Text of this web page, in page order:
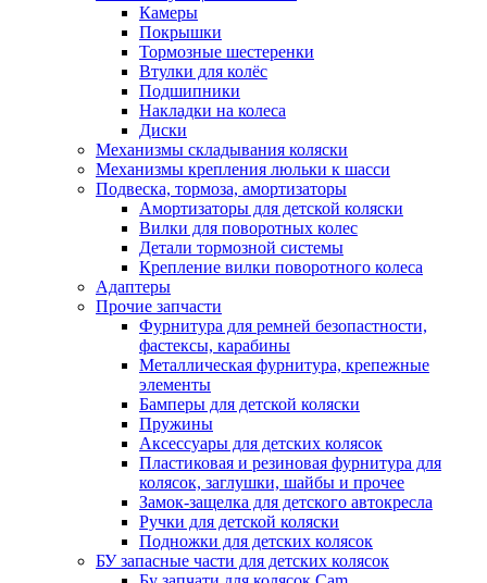
Камеры
Покрышки
Тормозные шестеренки
Втулки для колёс
Подшипники
Накладки на колеса
Диски
Механизмы складывания коляски
Механизмы крепления люльки к шасси
Подвеска, тормоза, амортизаторы
Амортизаторы для детской коляски
Вилки для поворотных колес
Детали тормозной системы
Крепление вилки поворотного колеса
Адаптеры
Прочие запчасти
Фурнитура для ремней безопастности,
фастексы, карабины
Металлическая фурнитура, крепежные
элементы
Бамперы для детской коляски
Пружины
Аксессуары для детских колясок
Пластиковая и резиновая фурнитура для
колясок, заглушки, шайбы и прочее
Замок-защелка для детского автокресла
Ручки для детской коляски
Подножки для детских колясок
БУ запасные части для детских колясок